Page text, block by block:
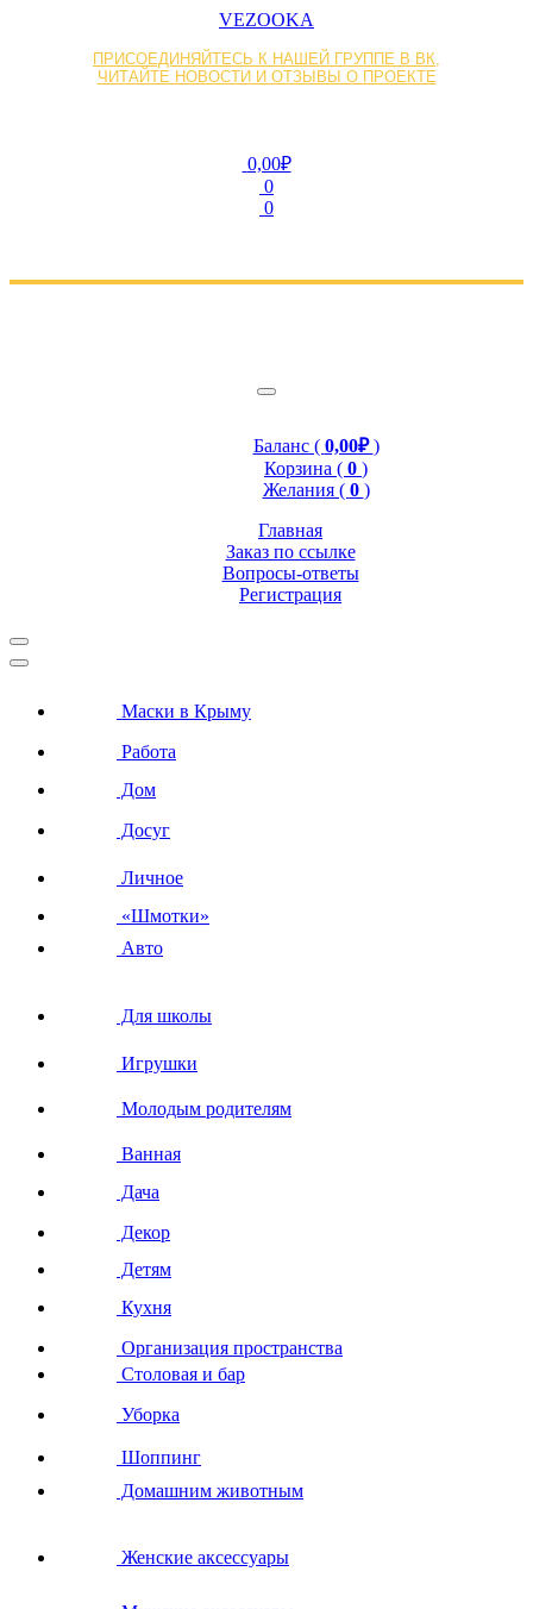
VEZOOKA
ПРИСОЕДИНЯЙТЕСЬ К НАШЕЙ ГРУППЕ В ВК,
ЧИТАЙТЕ НОВОСТИ И ОТЗЫВЫ О ПРОЕКТЕ
0,00₽
0
0
Баланс ( 0,00₽)
Корзина ( 0 )
Желания ( 0 )
Главная
Заказ по ссылке
Вопросы-ответы
Регистрация
Маски в Крыму
Работа
Дом
Досуг
Личное
«Шмотки»
Авто
Для школы
Игрушки
Молодым родителям
Ванная
Дача
Декор
Детям
Кухня
Организация пространства
Столовая и бар
Уборка
Шоппинг
Домашним животным
Женские аксессуары